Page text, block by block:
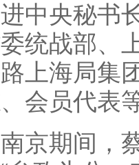
央秘书长
统战部、
上海局集
会员代表
期间，蔡